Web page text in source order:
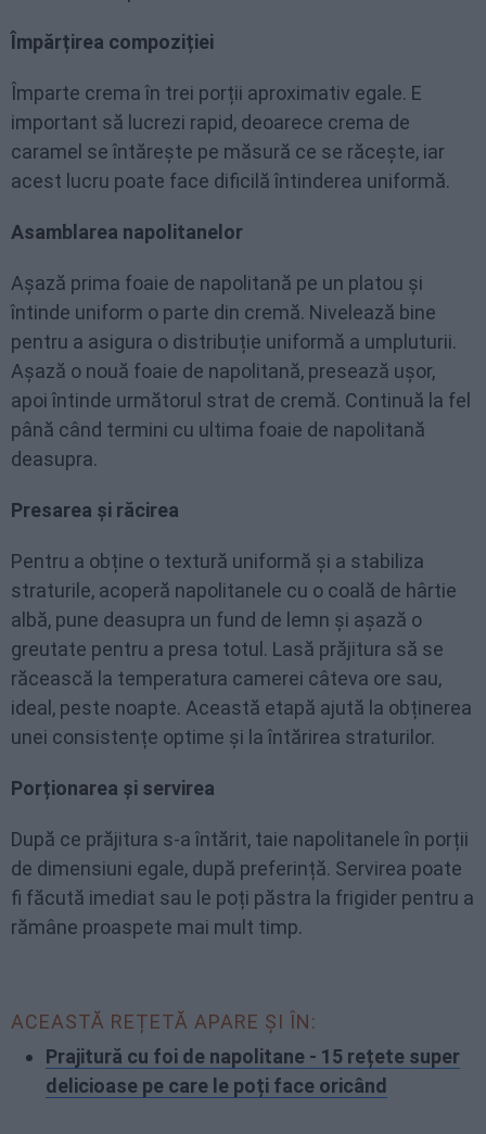
Împărțirea compoziției
Împarte crema în trei porții aproximativ egale. E
important să lucrezi rapid, deoarece crema de
caramel se întărește pe măsură ce se răcește, iar
acest lucru poate face dificilă întinderea uniformă.
Asamblarea napolitanelor
Așază prima foaie de napolitană pe un platou și
întinde uniform o parte din cremă. Nivelează bine
pentru a asigura o distribuție uniformă a umpluturii.
Așază o nouă foaie de napolitană, presează ușor,
apoi întinde următorul strat de cremă. Continuă la fel
până când termini cu ultima foaie de napolitană
deasupra.
Presarea și răcirea
Pentru a obține o textură uniformă și a stabiliza
straturile, acoperă napolitanele cu o coală de hârtie
albă, pune deasupra un fund de lemn și așază o
greutate pentru a presa totul. Lasă prăjitura să se
răcească la temperatura camerei câteva ore sau,
ideal, peste noapte. Această etapă ajută la obținerea
unei consistențe optime și la întărirea straturilor.
Porționarea și servirea
După ce prăjitura s-a întărit, taie napolitanele în porții
de dimensiuni egale, după preferință. Servirea poate
fi făcută imediat sau le poți păstra la frigider pentru a
rămâne proaspete mai mult timp.
ACEASTĂ REȚETĂ APARE ȘI ÎN:
Prajitură cu foi de napolitane - 15 rețete super
delicioase pe care le poți face oricând